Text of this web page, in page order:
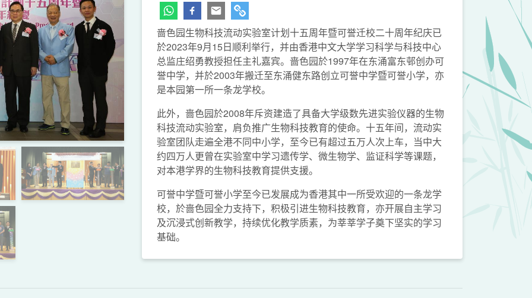
下一页
啬色园生物科技流动实验室计划十五周年暨可誉迁校二十周年纪庆已
於2023年9月15日顺利举行，并由香港中文大学学习科学与科技中心
总监庄绍勇教授担任主礼嘉宾。啬色园於1997年在东涌富东邨创办可
誉中学，并於2003年搬迁至东涌健东路创立可誉中学暨可誉小学，亦
是本园第一所一条龙学校。
此外，啬色园於2008年斥资建造了具备大学级数先进实验仪器的生物
科技流动实验室，肩负推广生物科技教育的使命。十五年间，流动实
验室团队走遍全港不同中小学，至今已有超过五万人次上车，当中大
约四万人更曾在实验室中学习遗传学、微生物学、监证科学等课题，
对本港学界的生物科技教育提供支援。
可誉中学暨可誉小学至今已发展成为香港其中一所受欢迎的一条龙学
校，於啬色园全力支持下，积极引进生物科技教育，亦开展自主学习
及沉浸式创新教学，持续优化教学质素，为莘莘学子奠下坚实的学习
基础。